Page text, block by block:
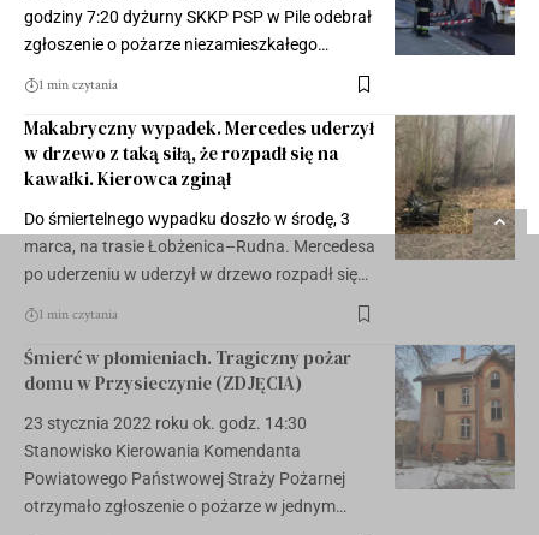
godziny 7:20 dyżurny SKKP PSP w Pile odebrał
zgłoszenie o pożarze niezamieszkałego…
1 min czytania
Makabryczny wypadek. Mercedes uderzył
w drzewo z taką siłą, że rozpadł się na
kawałki. Kierowca zginął
Do śmiertelnego wypadku doszło w środę, 3
marca, na trasie Łobżenica–Rudna. Mercedesa
po uderzeniu w uderzył w drzewo rozpadł się…
1 min czytania
Śmierć w płomieniach. Tragiczny pożar
domu w Przysieczynie (ZDJĘCIA)
23 stycznia 2022 roku ok. godz. 14:30
Stanowisko Kierowania Komendanta
Powiatowego Państwowej Straży Pożarnej
otrzymało zgłoszenie o pożarze w jednym…